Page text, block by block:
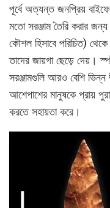
পূর্বে অত্যন্ত জনপ্রিয়
মতো সরঞ্জাম তৈরি করার
কৌশল হিসাবে পরিচিত)
তাদের জায়গা ছেড়ে দেয়।
সরঞ্জামগুলি আরও বেশি
আশেপাশের মানুষকে প্রায়
করতে সহায়তা করে।